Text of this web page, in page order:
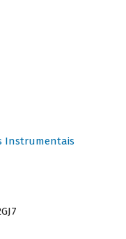
Instrumentais